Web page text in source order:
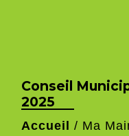
Conseil
2025
Accueil / Ma